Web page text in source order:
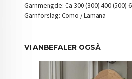
Garnmengde: Ca 300 (300) 400 (500)
Garnforslag: Como / Lamana
VI ANBEFALER OGSÅ